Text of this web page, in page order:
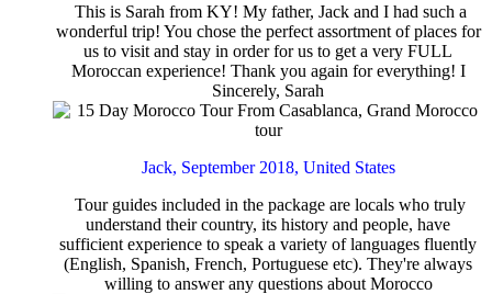
This is Sarah from KY! My father, Jack and I had such a
wonderful trip! You chose the perfect assortment of places for
us to visit and stay in order for us to get a very FULL
Moroccan experience! Thank you again for everything! I
Sincerely, Sarah
Jack, September 2018, United States
Tour guides included in the package are locals who truly
understand their country, its history and people, have
sufficient experience to speak a variety of languages fluently
(English, Spanish, French, Portuguese etc). They're always
willing to answer any questions about Morocco